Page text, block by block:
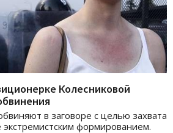
Колесниковой
в заговоре с целью захвата
экстремистским формированием.